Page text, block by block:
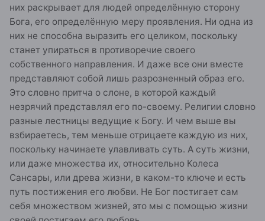
них раскрывает для людей определённую сторону
Бога, его определённую меру проявления. Ни одна из
них не способна выразить его целиком, поскольку
станет упираться в противоречие своего
собственного направления. И даже все они вместе
представляют собой лишь разрозненный образ его.
Это словно притча о слоне, в которой каждый
незрячий представлял его по-своему. Религии словно
разные лестницы ведущие к Богу. И чем выше вы
взбираетесь, тем меньше отрицаете каждую из них,
поскольку начинаете улавливать суть. А суть жизни,
или даже множества их, относительно Колеса
Сансары, или древа жизни, в каком-то ключе и есть
путь постижения его любви. Не Бог постигает сам
себя множеством жизней, это мы с помощью жизни